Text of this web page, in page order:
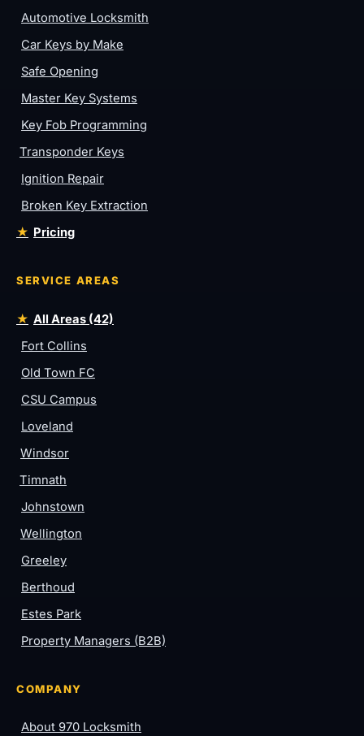
Automotive Locksmith
Car Keys by Make
Safe Opening
Master Key Systems
Key Fob Programming
Transponder Keys
Ignition Repair
Broken Key Extraction
Pricing
SERVICE AREAS
All Areas (42)
Fort Collins
Old Town FC
CSU Campus
Loveland
Windsor
Timnath
Johnstown
Wellington
Greeley
Berthoud
Estes Park
Property Managers (B2B)
COMPANY
About 970 Locksmith